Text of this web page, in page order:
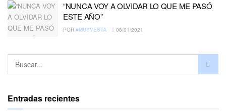
“NUNCA VOY A OLVIDAR LO QUE ME PASÓ
ESTE AÑO”
POR #MUYVESTA 08/01/2021
Entradas recientes